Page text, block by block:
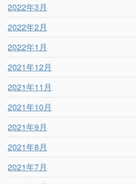
2022年3月
2022年2月
2022年1月
2021年12月
2021年11月
2021年10月
2021年9月
2021年8月
2021年7月